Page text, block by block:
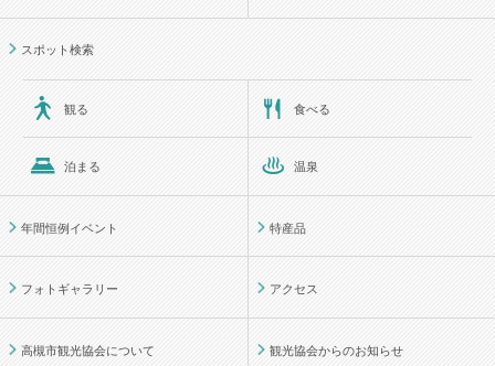
スポット検索
観る 食べる
泊まる 温泉
年間恒例イベント 特産品
フォトギャラリー アクセス
高槻市観光協会について 観光協会からのお知らせ